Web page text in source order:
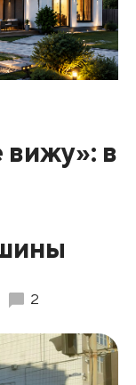
вижу»: в
2